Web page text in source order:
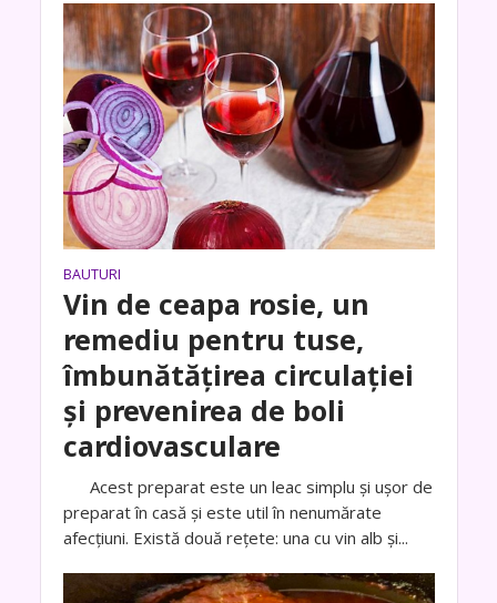
BAUTURI
Vin de ceapa rosie, un
remediu pentru tuse,
îmbunătățirea circulației
și prevenirea de boli
cardiovasculare
Acest preparat este un leac simplu și ușor de
preparat în casă și este util în nenumărate
afecțiuni. Există două rețete: una cu vin alb și...